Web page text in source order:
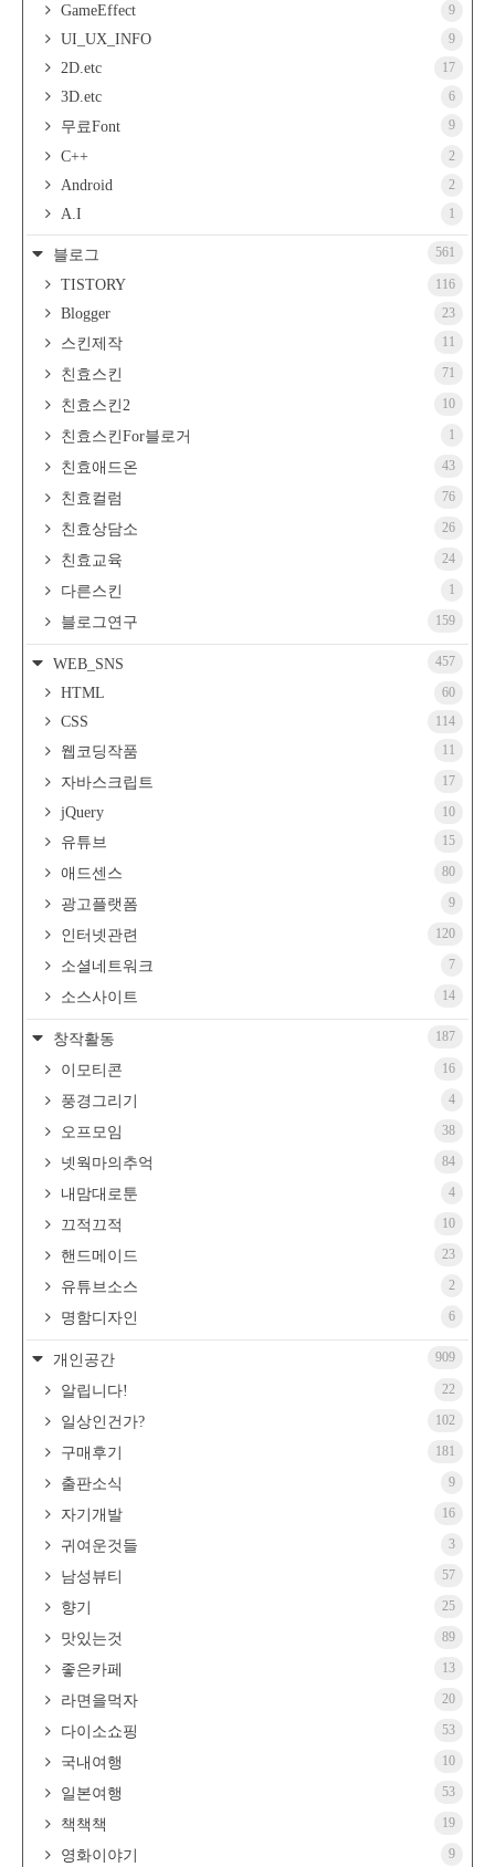
GameEffect 9
UI_UX_INFO 9
2D.etc 17
3D.etc 6
무료Font 9
C++ 2
Android 2
A.I 1
블로그 561
TISTORY 116
Blogger 23
스킨제작 11
친효스킨 71
친효스킨2 10
친효스킨For블로거 1
친효애드온 43
친효컬럼 76
친효상담소 26
친효교육 24
다른스킨 1
블로그연구 159
WEB_SNS 457
HTML 60
CSS 114
웹코딩작품 11
자바스크립트 17
jQuery 10
유튜브 15
애드센스 80
광고플랫폼 9
인터넷관련 120
소셜네트워크 7
소스사이트 14
창작활동 187
이모티콘 16
풍경그리기 4
오프모임 38
넷웍마의추억 84
내맘대로툰 4
끄적끄적 10
핸드메이드 23
유튜브소스 2
명함디자인 6
개인공간 909
알립니다! 22
일상인건가? 102
구매후기 181
출판소식 9
자기개발 16
귀여운것들 3
남성뷰티 57
향기 25
맛있는것 89
좋은카페 13
라면을먹자 20
다이소쇼핑 53
국내여행 10
일본여행 53
책책책 19
영화이야기 9